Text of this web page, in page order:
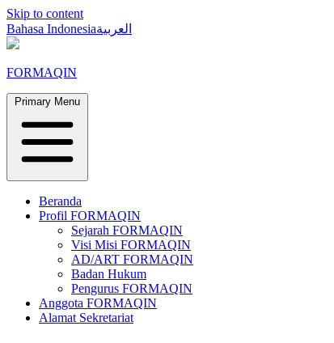
Skip to content
Bahasa Indonesiaالعربية
FORMAQIN
Primary Menu
Beranda
Profil FORMAQIN
Sejarah FORMAQIN
Visi Misi FORMAQIN
AD/ART FORMAQIN
Badan Hukum
Pengurus FORMAQIN
Anggota FORMAQIN
Alamat Sekretariat